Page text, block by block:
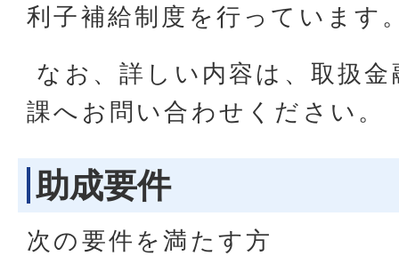
利子補給制度を行っています
なお、詳しい内容は、取扱
課へお問い合わせください。
助成要件
次の要件を満たす方